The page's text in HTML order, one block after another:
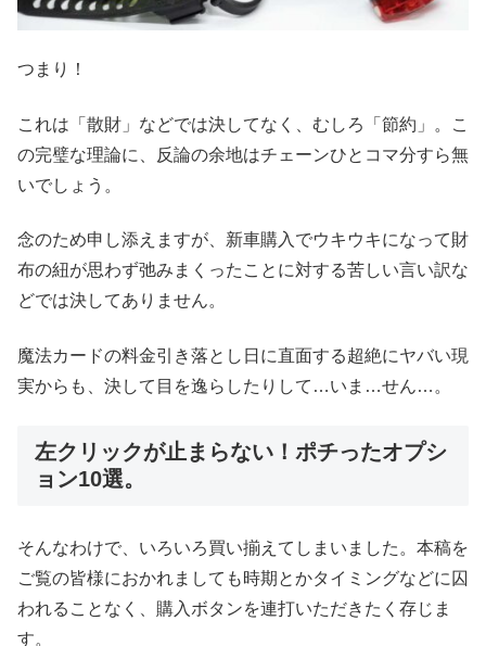
つまり！
これは「散財」などでは決してなく、むしろ「節約」。こ
の完璧な理論に、反論の余地はチェーンひとコマ分すら無
いでしょう。
念のため申し添えますが、新車購入でウキウキになって財
布の紐が思わず弛みまくったことに対する苦しい言い訳な
どでは決してありません。
魔法カードの料金引き落とし日に直面する超絶にヤバい現
実からも、決して目を逸らしたりして…いま…せん…。
左クリックが止まらない！ポチったオプシ
ョン10選。
そんなわけで、いろいろ買い揃えてしまいました。本稿を
ご覧の皆様におかれましても時期とかタイミングなどに囚
われることなく、購入ボタンを連打いただきたく存じま
す。